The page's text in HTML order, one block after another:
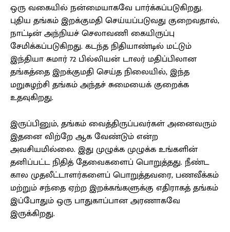
ஒரு வகையில் நன்மையாகவே பார்க்கப்படுகிறது.
புதிய தங்கம் இறக்குமதி செய்யப்படுவது குறைவதால்,
நாட்டின் அந்நியச் செலாவணி கையிருப்பு
சேமிக்கப்படுகிறது. கடந்த நிதியாண்டில் மட்டும்
இந்தியா சுமார் 72 பில்லியன் டாலர் மதிப்பிலான
தங்கத்தை இறக்குமதி செய்த நிலையில், இந்த
மறுசுழற்சி தங்கம் அந்தச் சுமையைக் குறைக்க
உதவுகிறது.
இருப்பினும், தங்கம் வைத்திருப்பவர்கள் அனைவரும்
இதனை விற்றே ஆக வேண்டும் என்ற
அவசியமில்லை. இது முழுக்க முழுக்க உங்களின்
தனிப்பட்ட நிதித் தேவைகளைப் பொறுத்தது. நீண்ட
கால முதலீட்டாளர்களைப் பொறுத்தவரை, பணவீக்கம்
மற்றும் சந்தை ஏற்ற இறக்கங்களுக்கு எதிராகத் தங்கம்
இப்போதும் ஒரு பாதுகாப்பான அரணாகவே
இருக்கிறது.